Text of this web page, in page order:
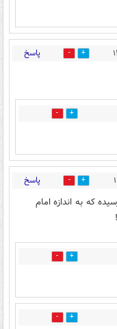
26 پاسخ
2
29 پاسخ
که به اندازه امام
19
2